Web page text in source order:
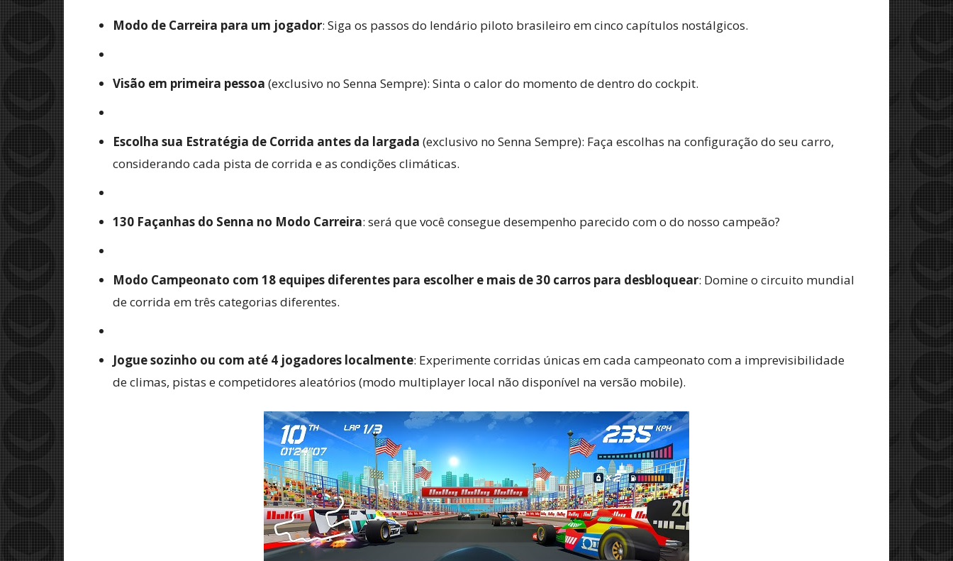
Modo de Carreira para um jogador: Siga os passos do lendário piloto brasileiro em cinco capítulos nostálgicos.
Visão em primeira pessoa (exclusivo no Senna Sempre): Sinta o calor do momento de dentro do cockpit.
Escolha sua Estratégia de Corrida antes da largada (exclusivo no Senna Sempre): Faça escolhas na configuração do seu carro,
considerando cada pista de corrida e as condições climáticas.
130 Façanhas do Senna no Modo Carreira: será que você consegue desempenho parecido com o do nosso campeão?
Modo Campeonato com 18 equipes diferentes para escolher e mais de 30 carros para desbloquear: Domine o circuito mundial
de corrida em três categorias diferentes.
Jogue sozinho ou com até 4 jogadores localmente: Experimente corridas únicas em cada campeonato com a imprevisibilidade
de climas, pistas e competidores aleatórios (modo multiplayer local não disponível na versão mobile).